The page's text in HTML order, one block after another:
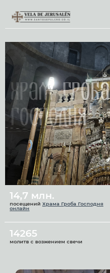
Виртуальные туры
Библиотека
Наши святыни
Новости
Церковный календарь
Храм Гроба
Господня
14,7 млн.
посещений Храма Гроба Господня
онлайн
14265
молитв с возжением свечи